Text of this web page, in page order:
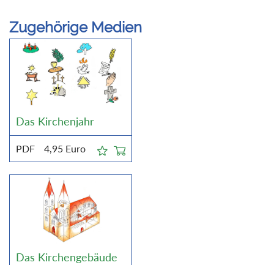
Zugehörige Medien
Das Kirchenjahr
PDF 4,95 Euro
Das Kirchengebäude